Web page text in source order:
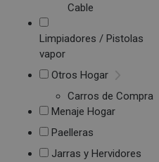
Cable
Limpiadores / Pistolas
vapor
Otros Hogar
Carros de Compra
Menaje Hogar
Paelleras
Jarras y Hervidores